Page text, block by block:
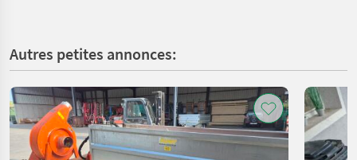
Autres petites annonces: